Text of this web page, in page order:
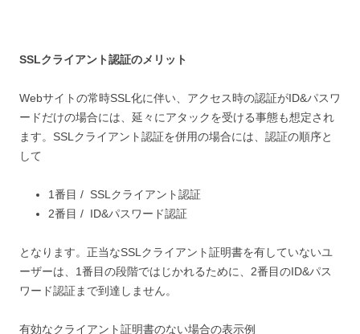
SSLクライアント認証のメリット
Webサイトの常時SSL化に伴い、アクセス時の認証がID&パスワ
ードだけの場合には、延々にアタックを受ける事態も想定され
ます。SSLクライアント認証を併用の場合には、認証の順序と
して
1番目 / SSLクライアント認証
2番目 / ID&パスワード認証
となります。正当なSSLクライアント証明書を有していないユ
ーザーは、1番目の段階ではじかれるために、2番目のID&パス
ワード認証まで到達しません。
有効なクライアント証明書のない場合の表示例